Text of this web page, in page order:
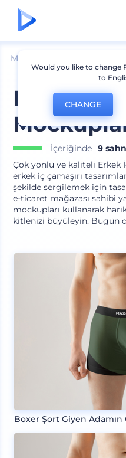
Mockuplar
Erkek İç
İçeriğinde 9
Çok yönlü ve kaliteli Erkek
erkek iç çamaşırı
şekilde sergilemek için
e-ticaret mağazası sahibi
mockupları kullanarak
kitlenizi büyüleyin. Bugün
Boxer Şort Giyen
Would you like to change
to
CHANGE